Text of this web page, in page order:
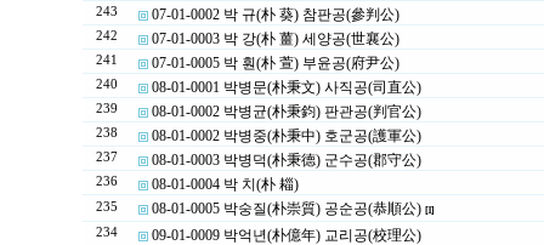
243 07-01-0002 박 규(朴 葵) 참판공(參判公)
242 07-01-0003 박 강(朴 薑) 세양공(世襄公)
241 07-01-0005 박 훤(朴 萱) 부윤공(府尹公)
240 08-01-0001 박병문(朴秉文) 사직공(司直公)
239 08-01-0002 박병균(朴秉鈞) 판관공(判官公)
238 08-01-0002 박병중(朴秉中) 호군공(護軍公)
237 08-01-0003 박병덕(朴秉德) 군수공(郡守公)
236 08-01-0004 박 치(朴 䎩)
235 08-01-0005 박숭질(朴崇質) 공순공(恭順公) [1]
234 09-01-0009 박억년(朴億年) 교리공(校理公)